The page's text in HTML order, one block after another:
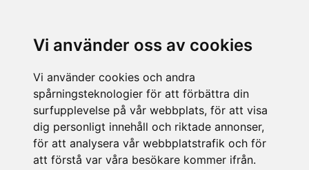
Vi använder oss av cookies
Vi använder cookies och andra
spårningsteknologier för att förbättra din
surfupplevelse på vår webbplats, för att visa
dig personligt innehåll och riktade annonser,
för att analysera vår webbplatstrafik och för
att förstå var våra besökare kommer ifrån.